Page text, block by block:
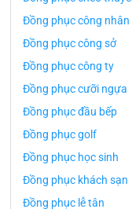
Đồng phục công nhân
Đồng phục công sở
Đồng phục công ty
Đồng phục cưỡi ngựa
Đồng phục đầu bếp
Đồng phục golf
Đồng phục học sinh
Đồng phục khách sạn
Đồng phục lễ tân